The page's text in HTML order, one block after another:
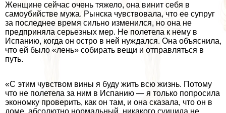
Женщине сейчас очень тяжело, она винит себя в
самоубийстве мужа. Рынска чувствовала, что ее супруг
за последнее время сильно изменился, но она не
предприняла серьезных мер. Не полетела к нему в
Испанию, когда он остро в ней нуждался. Она объяснила,
что ей было «лень» собирать вещи и отправляться в
путь.
«С этим чувством вины я буду жить всю жизнь. Потому
что не полетела за ним в Испанию — я только попросила
экономку проверить, как он там, и она сказала, что он в
доме, абсолютно нормальный, никакого суицида не